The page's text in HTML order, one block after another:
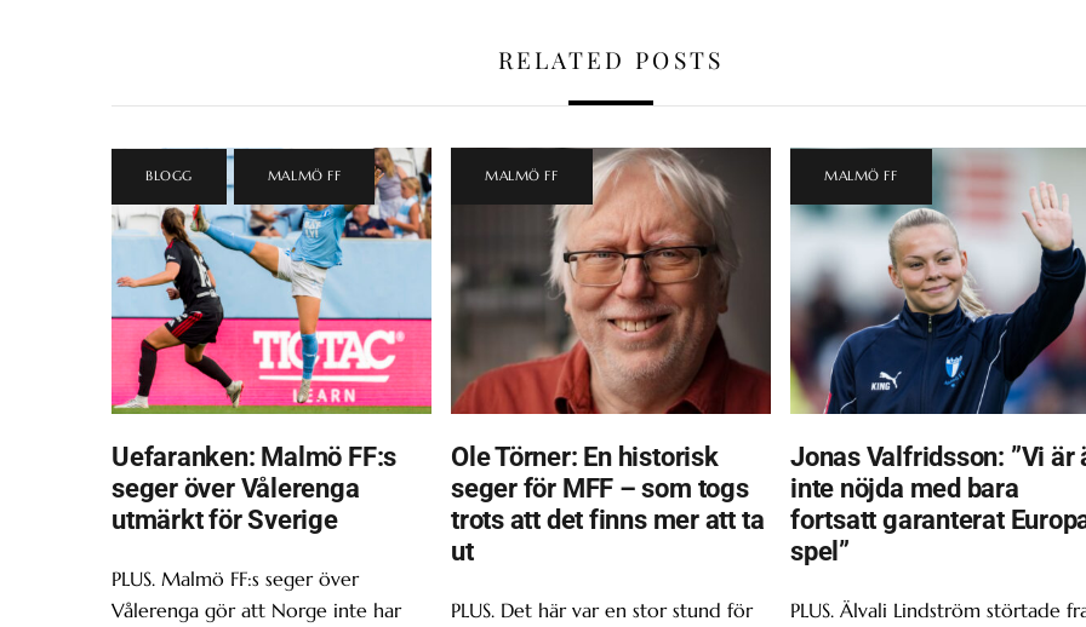
RELATED POSTS
BLOGG MALMÖ FF
Uefaranken: Malmö FF:s
seger över Vålerenga
utmärkt för Sverige
PLUS. Malmö FF:s seger över
Vålerenga gör att Norge inte har
MALMÖ FF
Ole Törner: En historisk
seger för MFF – som togs
trots att det finns mer att ta
ut
PLUS. Det här var en stor stund för
MALMÖ FF
Jonas Valfridsson: ”Vi är
inte nöjda med bara
fortsatt garanterat
spel”
PLUS. Älvali Lindström störtade